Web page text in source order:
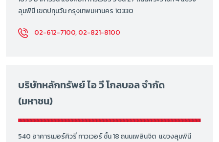
ลุมพินี เขตปทุมวัน กรุงเทพมหานคร 10330
02-612-7100, 02-821-8100
บริษัทหลักทรัพย์ ไอ วี โกลบอล จำกัด
(มหาชน)
540 อาคารเมอร์คิวรี่ ทาวเวอร์ ชั้น 18 ถนนเพลินจิต แขวงลุมพินี